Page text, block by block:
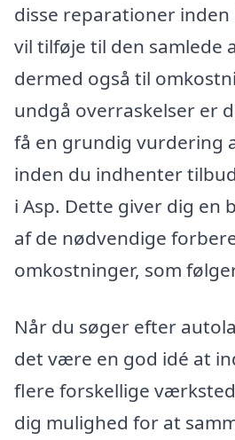
disse reparationer
vil tilføje til den samlede
dermed også til
undgå overraskelser er
få en grundig vurdering
inden du indhenter
i Asp. Dette giver dig en
af de nødvendige
omkostninger, som
Når du søger efter
det være en god idé at
flere forskellige
dig mulighed for at